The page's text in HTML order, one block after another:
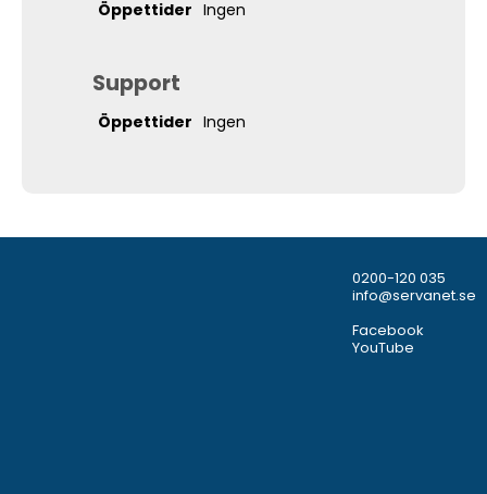
Öppettider Ingen
Support
Öppettider Ingen
0200-120 035
info@servanet.se
Facebook
YouTube